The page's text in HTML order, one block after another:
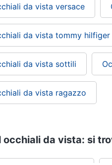
da vista versace
da vista tommy hilfiger
da vista sottili
da vista ragazzo
occhiali da vista: si